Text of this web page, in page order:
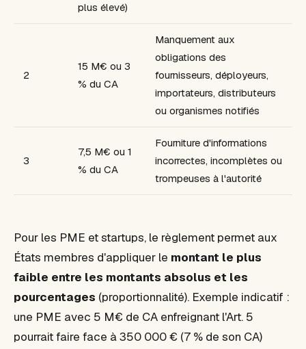
plus élevé)
2
15 M€ ou 3
% du CA
Manquement aux
obligations des
fournisseurs, déployeurs,
importateurs, distributeurs
ou organismes notifiés
3
7,5 M€ ou 1
% du CA
Fourniture d'informations
incorrectes, incomplètes ou
trompeuses à l'autorité
Pour les PME et startups, le règlement permet aux
États membres d'appliquer le montant le plus
faible entre les montants absolus et les
pourcentages (proportionnalité). Exemple indicatif :
une PME avec 5 M€ de CA enfreignant l'Art. 5
pourrait faire face à 350 000 € (7 % de son CA)